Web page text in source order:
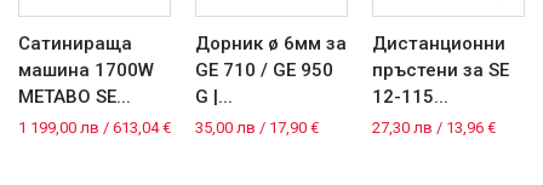
Сатинираща
машина 1700W
METABO SE...
1 199,00 лв / 613,04 €
Дорник ø 6мм за
GE 710 / GE 950
G |...
35,00 лв / 17,90 €
Дистанционни
пръстени за SE
12-115...
27,30 лв / 13,96 €